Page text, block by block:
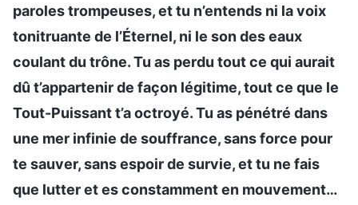
paroles trompeuses, et tu n’entends ni la voix
tonitruante de l’Éternel, ni le son des eaux
coulant du trône. Tu as perdu tout ce qui aurait
dû t’appartenir de façon légitime, tout ce que le
Tout-Puissant t’a octroyé. Tu as pénétré dans
une mer infinie de souffrance, sans force pour
te sauver, sans espoir de survie, et tu ne fais
que lutter et es constamment en mouvement…